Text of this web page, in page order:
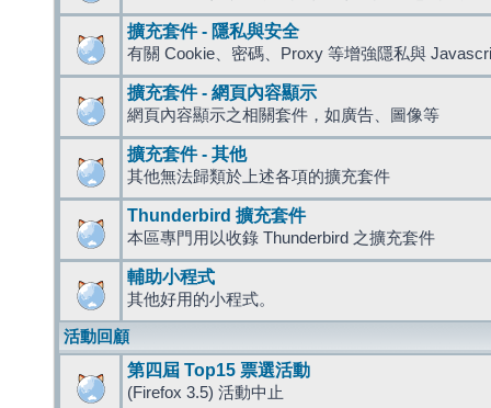
擴充套件 - 隱私與安全
有關 Cookie、密碼、Proxy 等增強隱私與
擴充套件 - 網頁內容顯示
網頁內容顯示之相關套件，如廣告、圖像等
擴充套件 - 其他
其他無法歸類於上述各項的擴充套件
Thunderbird 擴充套件
本區專門用以收錄 Thunderbird 之擴充套件
輔助小程式
其他好用的小程式。
活動回顧
第四屆 Top15 票選活動
(Firefox 3.5) 活動中止